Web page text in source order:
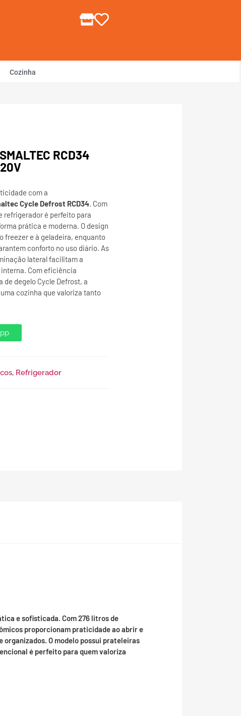
Login ou Cadastre-se
Cozinha
RCD34
com a
Cycle Defrost RCD34. Com
refrigerador é perfeito para
prática e moderna. O design
freezer e à geladeira, enquanto
conforto no uso diário. As
lateral facilitam a
Com eficiência
de degelo Cycle Defrost, a
cozinha que valoriza tanto
, Refrigerador
e sofisticada. Com 276 litros de
proporcionam praticidade ao abrir e
O modelo possui prateleiras
é perfeito para quem valoriza